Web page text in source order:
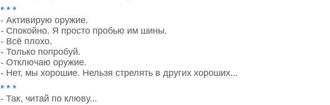
* * *
- Активирую оружие.
- Спокойно. Я просто пробью им шины.
- Всё плохо.
- Только попробуй.
- Отключаю оружие.
- Нет, мы хорошие. Нельзя стрелять в других хороших...
* * *
- Так, читай по клюву...